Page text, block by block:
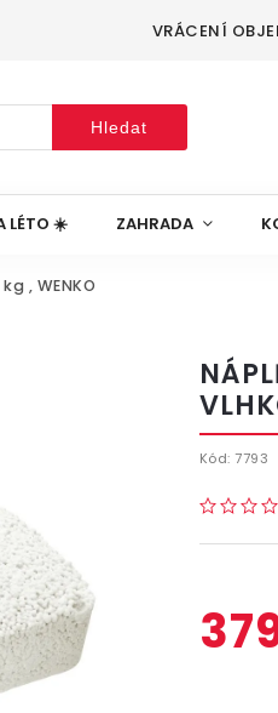
VRÁCENÍ
Hledat
LÉTO ☀️ ZAHRADA
, WENKO
Kód: 7793